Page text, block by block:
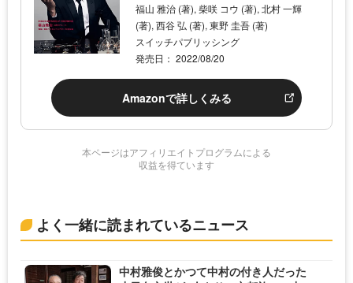
福山 雅治 (著), 柴咲 コウ (著), 北村 一輝
(著), 西谷 弘 (著), 東野 圭吾 (著)
スイッチパブリッシング
発売日： 2022/08/20
Amazonで詳しくみる
本ページはアフィリエイトプログラムによる
収益を得ています
よく一緒に読まれているニュース
中村雅俊とかつて中村の付き人だった